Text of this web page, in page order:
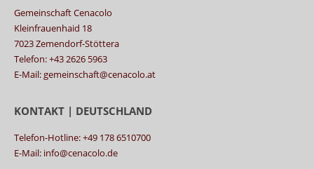
Gemeinschaft Cenacolo
Kleinfrauenhaid 18
7023 Zemendorf-Stöttera
Telefon: +43 2626 5963
E-Mail: gemeinschaft@cenacolo.at
KONTAKT | DEUTSCHLAND
Telefon-Hotline: +49 178 6510700
E-Mail: info@cenacolo.de